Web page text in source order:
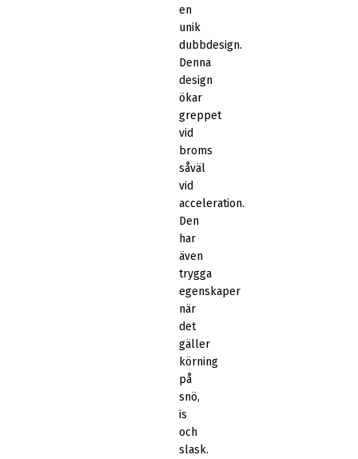
en
unik
dubbdesign.
Denna
design
ökar
greppet
vid
broms
såväl
vid
acceleration.
Den
har
även
trygga
egenskaper
när
det
gäller
körning
på
snö,
is
och
slask.